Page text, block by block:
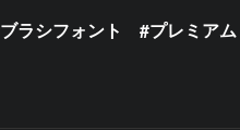
ブラシフォント プレミアム